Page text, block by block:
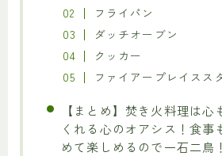
フライパン
ダッチオーブン
クッカー
ファイアープレイスス
【まとめ】焚き火料理は心
くれる心のオアシス！食事
めて楽しめるので一石二鳥